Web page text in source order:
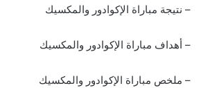
– نتيجة مباراة الإكوادور والمكسيك
– أهداف مباراة الإكوادور والمكسيك
– ملخص مباراة الإكوادور والمكسيك